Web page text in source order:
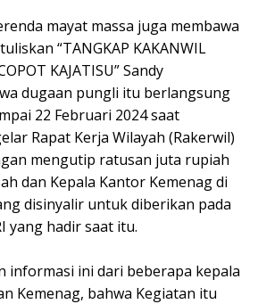
mayat massa juga membawa
“TANGKAP KAKANWIL
KAJATISU” Sandy
dugaan pungli itu berlangsung
22 Februari 2024 saat
Rapat Kerja Wilayah (Rakerwil)
mengutip ratusan juta rupiah
dan Kepala Kantor Kemenag di
disinyalir untuk diberikan pada
yang hadir saat itu.
informasi ini dari beberapa kepala
Kemenag, bahwa Kegiatan itu